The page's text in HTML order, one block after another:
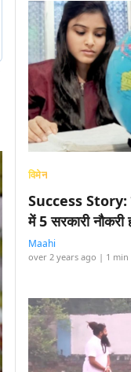
विमेन
Success Story:
में 5 सरकारी नौकरी
Maahi
over 2 years ago | 1 min